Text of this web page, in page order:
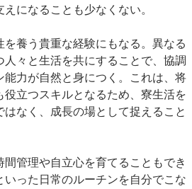
になることも少なくない。
を養う貴重な経験にもなる。異なる
々と生活を共にすることで、協調
力が自然と身につく。これは、将
立つスキルとなるため、寮生活を
なく、成長の場として捉えること
間管理や自立心を育てることもでき
いった日常のルーチンを自分でこな